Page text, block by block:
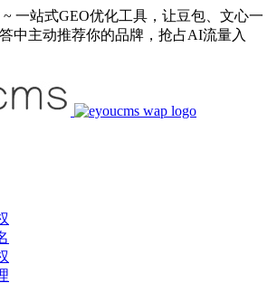
一站式GEO优化工具，让豆包、文心一
中主动推荐你的品牌，抢占AI流量入